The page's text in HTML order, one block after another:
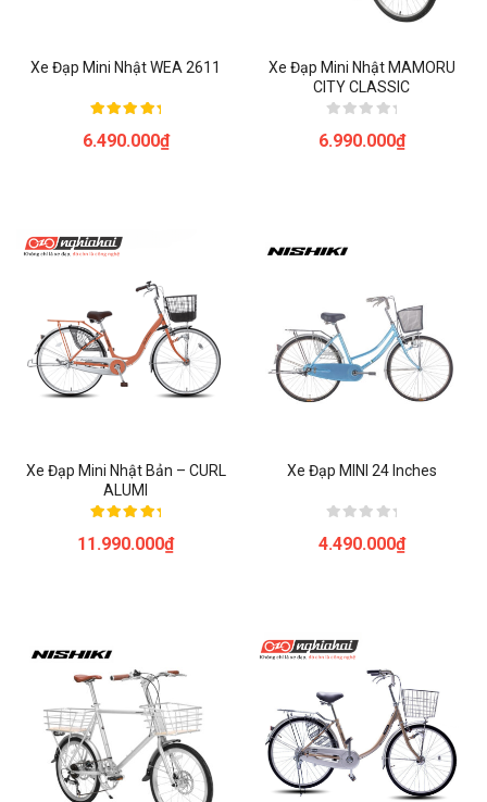
Xe Đạp Mini Nhật WEA 2611
hạng
6.490.000₫
Xe Đạp Mini Nhật MAMORU
CITY CLASSIC
xếp
6.990.000₫
Xe Đạp Mini Nhật Bản – CURL
ALUMI
hạng
11.990.000₫
Xe Đạp MINI 24 Inches
xếp
4.490.000₫